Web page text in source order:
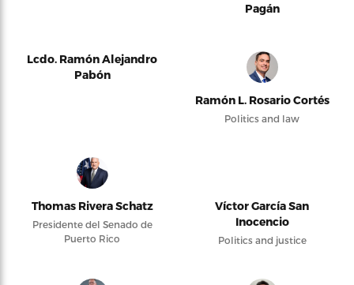
Pagán
Lcdo. Ramón Alejandro
Pabón
Ramón L. Rosario Cortés
Politics and law
Thomas Rivera Schatz
Presidente del Senado de
Puerto Rico
Víctor García San
Inocencio
Politics and justice